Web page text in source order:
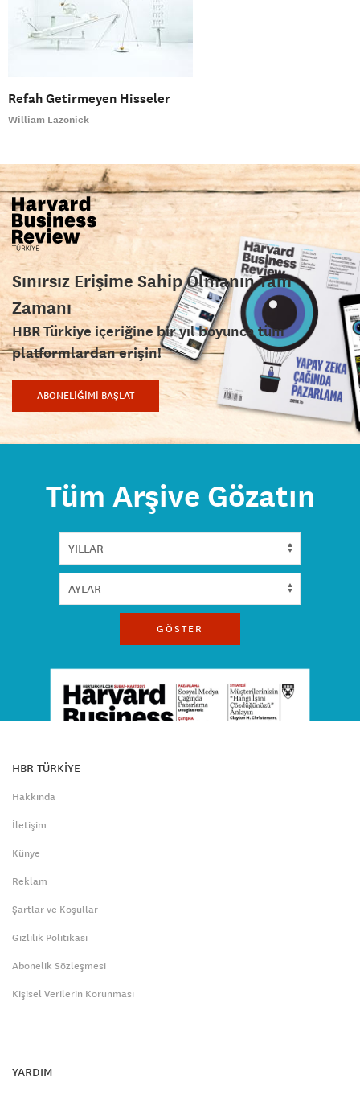
Refah Getirmeyen Hisseler
William Lazonick
Sınırsız Erişime Sahip Olmanın Tam
Zamanı
HBR Türkiye içeriğine bir yıl boyunca tüm
platformlardan erişin!
ABONELİĞİMİ BAŞLAT
Tüm Arşive Gözatın
GÖSTER
HBR TÜRKİYE
Hakkında
İletişim
Künye
Reklam
Şartlar ve Koşullar
Gizlilik Politikası
Abonelik Sözleşmesi
Kişisel Verilerin Korunması
YARDIM